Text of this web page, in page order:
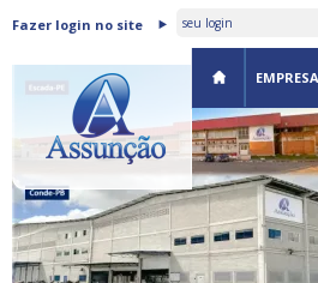
Fazer login no site
EMPRESA
ASSUNÇÃO DISTRIBUIDORA É
CERTIFICADA PELA BSI